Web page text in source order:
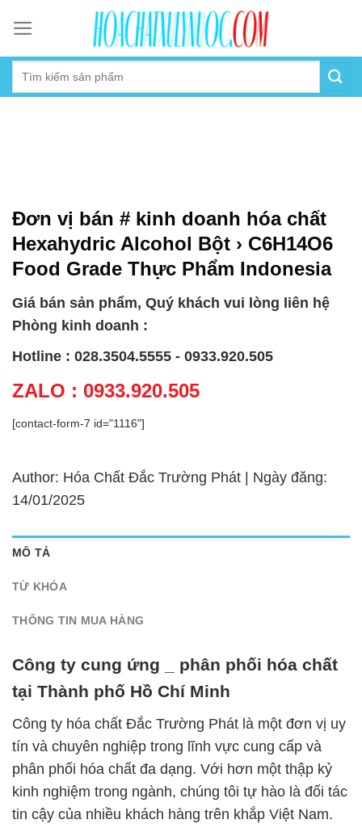
content
Đơn vị bán # kinh doanh hóa chất
Hexahydric Alcohol Bột › C6H14O6
Food Grade Thực Phẩm Indonesia
Giá bán sản phẩm, Quý khách vui lòng liên hệ
Phòng kinh doanh :
Hotline : 028.3504.5555 - 0933.920.505
ZALO : 0933.920.505
[contact-form-7 id="1116"]
Author: Hóa Chất Đắc Trường Phát | Ngày đăng:
14/01/2025
MÔ TẢ
TỪ KHÓA
THÔNG TIN MUA HÀNG
Công ty cung ứng _ phân phối hóa chất
tại Thành phố Hồ Chí Minh
Công ty hóa chất Đắc Trường Phát là một đơn vị uy
tín và chuyên nghiệp trong lĩnh vực cung cấp và
phân phối hóa chất đa dạng. Với hơn một thập kỷ
kinh nghiệm trong ngành, chúng tôi tự hào là đối tác
tin cậy của nhiều khách hàng trên khắp Việt Nam.